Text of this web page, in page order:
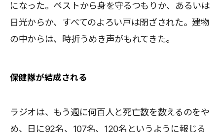
になった。ペストから身を守るつもりか、あるいは
日光からか、すべてのよろい戸は閉ざされた。建物
の中からは、時折うめき声がもれてきた。
保健隊が結成される
ラジオは、もう週に何百人と死亡数を数えるのをや
め、日に92名、107名、120名というように報じる